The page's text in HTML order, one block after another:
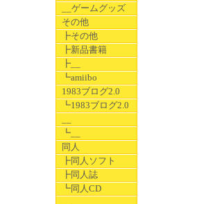
__ゲームグッズ
その他
┣その他
┣新品書籍
┣__
┗amiibo
1983ブログ2.0
┗1983ブログ2.0
┗__
同人
┣同人ソフト
┣同人誌
┗同人CD